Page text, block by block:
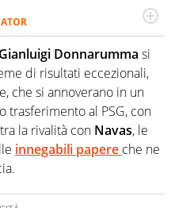
2007, scrive per curiosità
di calcio, di sport e dei
innocenti evasioni
format. Un tempo ala
nel ruolo di libero. Cura
5 calciatori di sempre.
Gianluigi Donnarumma si
di risultati eccezionali,
che si annoverano in un
trasferimento al PSG, con
la rivalità con Navas, le
innegabili papere che ne